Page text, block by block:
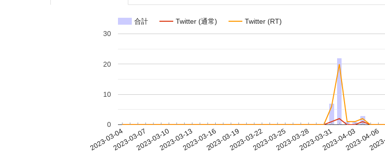
合計 Twitter (通常) Twitter (RT)
2023-03-042023-03-072023-03-102023-03-132023-03-162023-03-192023-03-222023-03-252023-03-282023-03-312023-04-032023-04-06
0
10
20
30